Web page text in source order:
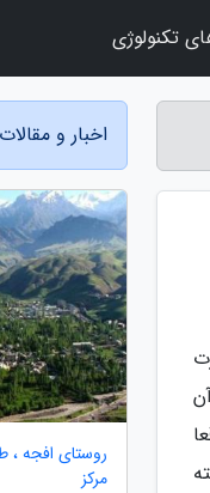
آن
اخبار و
روستای افجه ،
مرکز
تکنولوژی